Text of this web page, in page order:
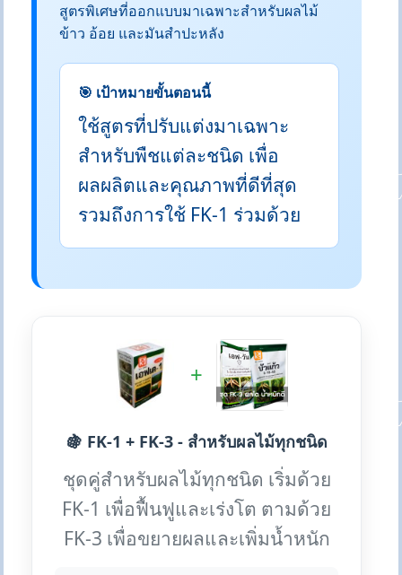
สูตรพิเศษที่ออกแบบมาเฉพาะสำหรับผลไม้
ข้าว อ้อย และมันสำปะหลัง
🎯 เป้าหมายขั้นตอนนี้
ใช้สูตรที่ปรับแต่งมาเฉพาะ
สำหรับพืชแต่ละชนิด เพื่อ
ผลผลิตและคุณภาพที่ดีที่สุด
รวมถึงการใช้ FK-1 ร่วมด้วย
+
🍇 FK-1 + FK-3 - สำหรับผลไม้ทุกชนิด
ชุดคู่สำหรับผลไม้ทุกชนิด เริ่มด้วย
FK-1 เพื่อฟื้นฟูและเร่งโต ตามด้วย
FK-3 เพื่อขยายผลและเพิ่มน้ำหนัก